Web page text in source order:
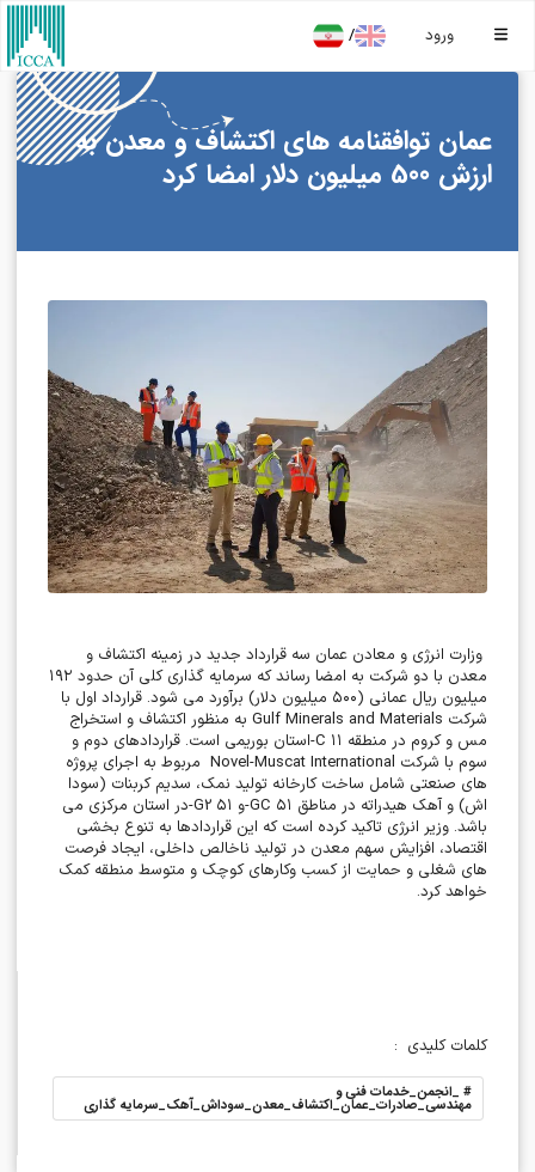
ورود /
عمان توافقنامه های اکتشاف و معدن به
ارزش 500 میلیون دلار امضا کرد
وزارت انرژی و معادن عمان سه قرارداد جدید در زمینه اکتشاف و
معدن با دو شرکت به امضا رساند که سرمایه گذاری کلی آن حدود ۱۹۲
میلیون ریال عمانی (۵۰۰ میلیون دلار) برآورد می شود. قرارداد اول با
شرکت Gulf Minerals and Materials به منظور اکتشاف و استخراج
مس و کروم در منطقه ۱۱ -Cاستان بوریمی است. قراردادهای دوم و
سوم با شرکت Novel-Muscat International مربوط به اجرای پروژه
های صنعتی شامل ساخت کارخانه تولید نمک، سدیم کربنات (سودا
اش) و آهک هیدراته در مناطق ۵۱ -GCو ۵۱ -G2در استان مرکزی می
باشد. وزیر انرژی تاکید کرده است که این قراردادها به تنوع بخشی
اقتصاد، افزایش سهم معدن در تولید ناخالص داخلی، ایجاد فرصت
های شغلی و حمایت از کسب وکارهای کوچک و متوسط منطقه کمک
خواهد کرد.
کلمات کلیدی :
# _انجمن_خدمات فنی و
مهندسی_صادرات_عمان_اکتشاف_معدن_سوداش_آهک_سرمایه گذاری